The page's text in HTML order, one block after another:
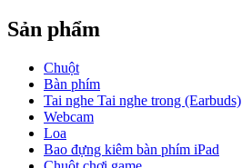
Sản phẩm
Chuột
Bàn phím
Tai nghe Tai nghe trong (Earbuds)
Webcam
Loa
Bao đựng kiêm bàn phím iPad